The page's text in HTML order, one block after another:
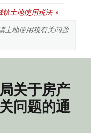
镇土地使用税法 »
土地使用税有关问题
关于房产
问题的通